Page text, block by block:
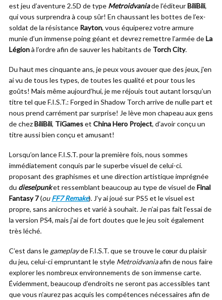
est jeu d’aventure 2.5D de type Metroidvaniade l’éditeurBiliBili,
qui vous surprendra à coup sûr! En chaussant les bottes de l’ex-
soldat de la résistance Rayton, vous équiperez votre armure
munie d’un immense poing géant et devrez remettre l’armée deLa
Légionà l’ordre afin de sauver les habitants de Torch City.
Du haut mes cinquante ans, je peux vous avouer que des jeux, j’en
ai vu de tous les types, de toutes les qualité et pour tous les
goûts! Mais même aujourd’hui, je me réjouis tout autant lorsqu’un
titre tel que F.I.S.T.: Forged in Shadow Torch arrive de nulle part et
nous prend carrément par surprise! Je lève mon chapeau aux gens
de chezBiliBili, TiGameset China Hero Project, d’avoir conçu un
titre aussi bien conçu et amusant!
Lorsqu’on lance F.I.S.T. pour la première fois, nous sommes
immédiatement conquis par le superbe visuel de celui-ci.
proposant des graphismes et une direction artistique imprégnée
du dieselpunket ressemblant beaucoup au type de visuel deFinal
Fantasy 7(ouFF7 Remake). J’y ai joué sur PS5 et le visuel est
propre, sans anicroches et varié à souhait. Je n’ai pas fait l’essai de
la version PS4, mais j’ai de fort doutes que le jeu soit également
très léché.
C’est dans le gameplayde F.I.S.T. que se trouve le cœur du plaisir
du jeu, celui-ci empruntant le style Metroidvaniaafin de nous faire
explorer les nombreux environnements de son immense carte.
Évidemment, beaucoup d’endroits ne seront pas accessibles tant
que vous n’aurez pas acquis les compétences nécessaires afin de